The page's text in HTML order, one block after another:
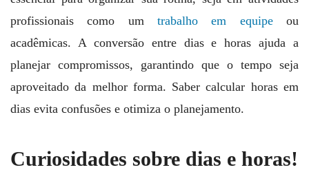
profissionais como um trabalho em equipeou
acadêmicas. A conversão entre dias e horas ajuda a
planejar compromissos, garantindo que o tempo seja
aproveitado da melhor forma. Saber calcular horas em
dias evita confusões e otimiza o planejamento.
Curiosidades sobre dias e horas!